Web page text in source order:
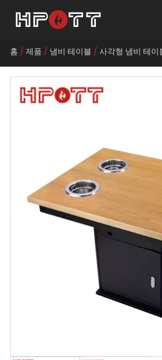
홈 / 제품 / 냄비 테이블 / 사각형 냄비 테이